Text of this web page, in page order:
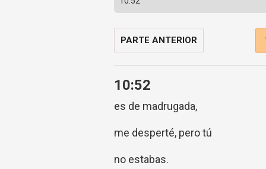
PARTE ANTERIOR
10:52
es de madrugada,
me desperté, pero tú
no estabas.